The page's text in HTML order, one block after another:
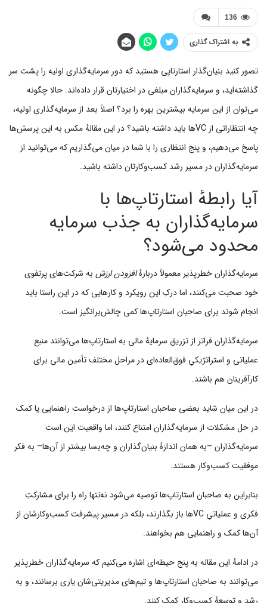
136
به اشتراک گذاری
تصور کنید بنیان‌گذار استارتاپی هستید که دور سرمایه‌گذاری اولیه را پشت سر
گذاشته‌اید، و سرمایه‌گذاران مبلغی در اختیارتان قرار داده‌اند. حالا چگونه
می‌توان از این سرمایه بیشترین بهره را برد؟ اصلاً بعد از سرمایه‌گذاری اولیه،
چه انتظاراتی از VCها باید داشته باشید؟ در این مقالهٔ مکس به این پرسش‌ها
پاسخ می‌دهیم، و پنج انتظاری را با شما در میان می‌گذاریم که می‌توانید از
سرمایه‌گذاران در مسیر رشد کسب‌وکارتان داشته باشید.
آیا رابطهٔ استارتاپ‌ها با
سرمایه‌گذاران به جذب سرمایه
محدود می‌شود؟
سرمایه‌گذاران خطرپذیر معمولاً دربارهٔافزودن ارزش به شرکت‌های پرتفوی
خود صحبت می‌کنند، اما درکِ این رویکرد و کارهایی که در این راستا باید
انجام شوند برای صاحبان استارتاپ‌ها کمی چالش‌برانگیز است.
سرمایه‌گذاران فراتر از تزریق سرمایهٔ مالی به استارتاپ‌ها می‌توانند منبع
عملیاتی و استراتژیکیِ فوق‌العاده‌ای در مراحل مختلف تأمین مالی برای
کارآفرینان هم باشند.
در این میان شاید بعضی صاحبان استارتاپ‌ها از درخواست راهنمایی یا کمک
در حل مشکلات از سرمایه‌گذاران امتناع کنند، اما واقعیت این است
سرمایه‌گذاران –به همان اندازهٔ بنیان‌گذاران و چه‌بسا بیشتر از آن‌ها– به فکر
موفقیت کسب‌وکار هستند.
بنابراین به صاحبان استارتاپ‌ها توصیه می‌شود نه‌تنها راه را برای مشارکتِ
فکری و عملیاتیِ VCها باز بگذارند، بلکه در مسیر پیشرفت کسب‌وکارشان از
آن‌ها کمک و راهنمایی هم بخواهند.
در ادامهٔ این مقاله به پنج حیطه‌ای اشاره می‌کنیم که سرمایه‌گذاران خطرپذیر
می‌توانند به صاحبان استارتاپ‌ها و تیم‌های مدیریتی‌شان یاری برسانند، و به